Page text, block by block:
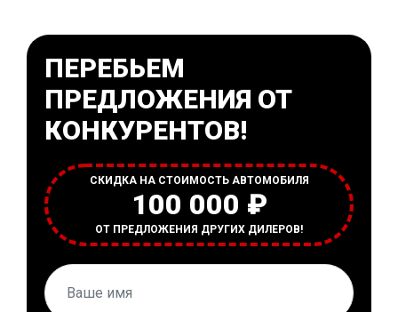
ПЕРЕБЬЕМ
ПРЕДЛОЖЕНИЯ ОТ
КОНКУРЕНТОВ!
СКИДКА НА СТОИМОСТЬ АВТОМОБИЛЯ
100 000 ₽
ОТ ПРЕДЛОЖЕНИЯ ДРУГИХ ДИЛЕРОВ!